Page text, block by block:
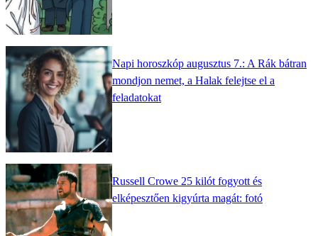
Napi horoszkóp augusztus 7.: A Rák bátran
mondjon nemet, a Halak felejtse el a
feladatokat
Russell Crowe 25 kilót fogyott és
elképesztően kigyúrta magát: fotó